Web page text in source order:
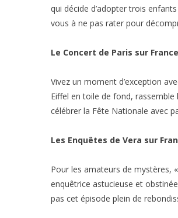
qui décide d’adopter trois
vous à ne pas rater pour
Le Concert de Paris sur
Vivez un moment d’exception
Eiffel en toile de fond, rassemble
célébrer la Fête Nationale avec
Les Enquêtes de Vera sur
Pour les amateurs de mystères,
enquêtrice astucieuse et
pas cet épisode plein de